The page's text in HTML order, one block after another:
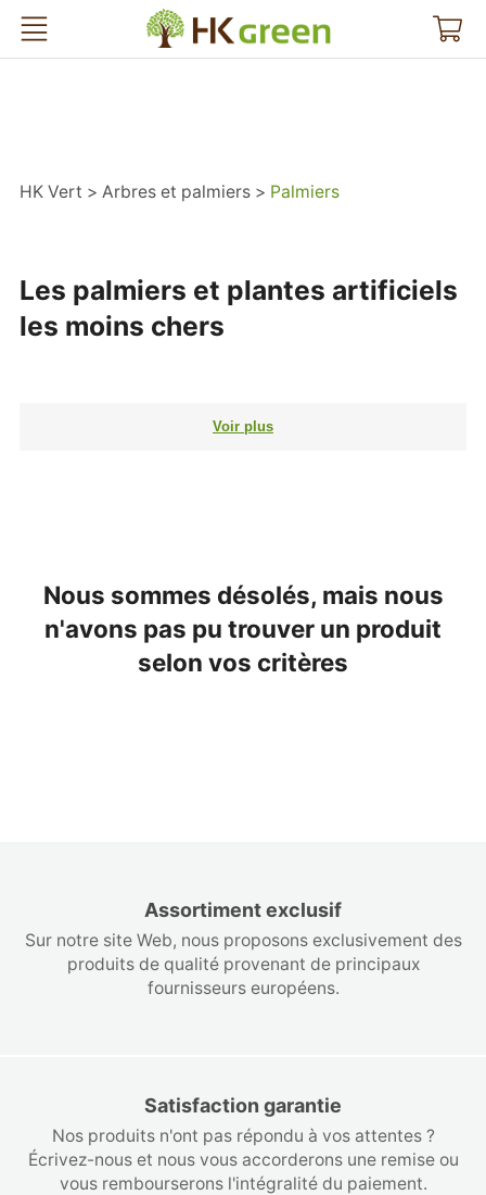
HK Vert
HK Vert Arbres et palmiers Palmiers
Assortiment exclusif
Sur notre site Web, nous proposons exclusivement des
produits de qualité provenant de principaux
fournisseurs européens.
Satisfaction garantie
Nos produits n'ont pas répondu à vos attentes ?
Écrivez-nous et nous vous accorderons une remise ou
vous rembourserons l'intégralité du paiement.
Les palmiers et plantes artificiels
les moins chers
Nous sommes désolés, mais nous
n'avons pas pu trouver un produit
selon vos critères